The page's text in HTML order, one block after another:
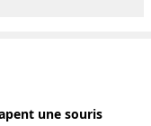
une souris